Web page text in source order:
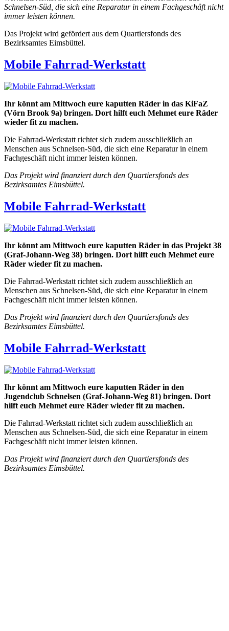
Schnelsen-Süd, die sich eine Reparatur in einem Fachgeschäft nicht
immer leisten können.
Das Projekt wird gefördert aus dem Quartiersfonds des
Bezirksamtes Eimsbüttel.
Mobile Fahrrad-Werkstatt
Ihr könnt am Mittwoch eure kaputten Räder in das KiFaZ
(Vörn Brook 9a) bringen. Dort hilft euch Mehmet eure Räder
wieder fit zu machen.
Die Fahrrad-Werkstatt richtet sich zudem ausschließlich an
Menschen aus Schnelsen-Süd, die sich eine Reparatur in einem
Fachgeschäft nicht immer leisten können.
Das Projekt wird finanziert durch den Quartiersfonds des
Bezirksamtes Eimsbüttel.
Mobile Fahrrad-Werkstatt
Ihr könnt am Mittwoch eure kaputten Räder in das Projekt 38
(Graf-Johann-Weg 38) bringen. Dort hilft euch Mehmet eure
Räder wieder fit zu machen.
Die Fahrrad-Werkstatt richtet sich zudem ausschließlich an
Menschen aus Schnelsen-Süd, die sich eine Reparatur in einem
Fachgeschäft nicht immer leisten können.
Das Projekt wird finanziert durch den Quartiersfonds des
Bezirksamtes Eimsbüttel.
Mobile Fahrrad-Werkstatt
Ihr könnt am Mittwoch eure kaputten Räder in den
Jugendclub Schnelsen (Graf-Johann-Weg 81) bringen. Dort
hilft euch Mehmet eure Räder wieder fit zu machen.
Die Fahrrad-Werkstatt richtet sich zudem ausschließlich an
Menschen aus Schnelsen-Süd, die sich eine Reparatur in einem
Fachgeschäft nicht immer leisten können.
Das Projekt wird finanziert durch den Quartiersfonds des
Bezirksamtes Eimsbüttel.